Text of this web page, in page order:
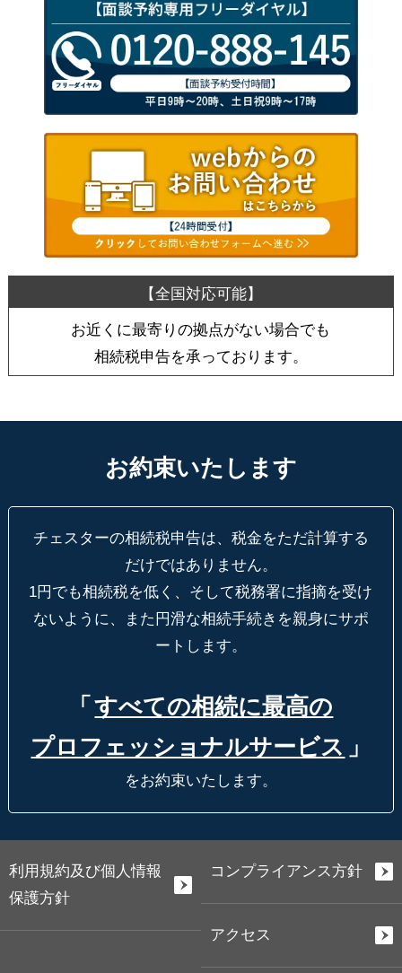
お近くに最寄りの拠点がない場合でも
相続税申告を承っております。
お約束いたします
チェスターの相続税申告は、税金をただ計算する
だけではありません。
1円でも相続税を低く、そして税務署に指摘を受け
ないように、
また円滑な相続手続きを親身にサポ
ートします。
「 すべての相続に最高の
プロフェッショナルサービス 」
をお約束いたします。
利用規約及び個人情報
保護方針
コンプライアンス方針
アクセス